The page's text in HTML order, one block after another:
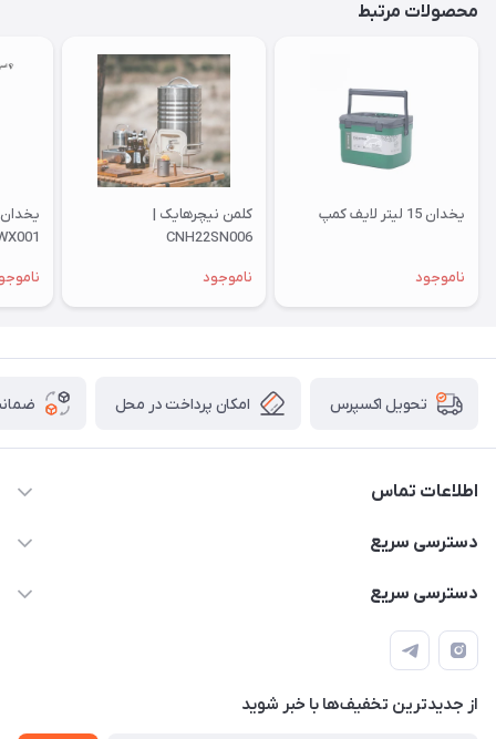
محصولات مرتبط
یخدان 15 لیتر لایف کمپ
ناموجود
کلمن نیچرهایک |
CNH22SN006
ناموجود
تحویل اکسپرس امکان پرداخت در محل
اطلاعات تماس
۰۹۳۵۶۰۴۰۳۶۵
سیمای ورزش
دسترسی سریع
اسکیت فلایینگ ایگل
اسکیت دخترانه
دسترسی سریع
اسکوتر برقی دخترانه
اسکیت روسز
اسکوتر
از جدید‌ترین تخفیف‌ها با‌ خبر شوید